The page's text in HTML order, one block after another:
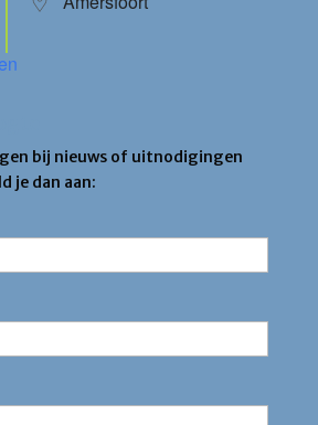
bij nieuws of uitnodigingen
je dan aan: